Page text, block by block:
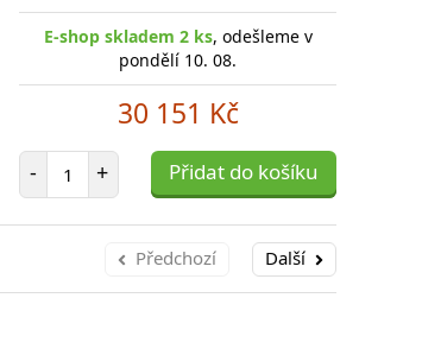
E-shop skladem 2 ks, odešleme v
pondělí 10. 08.
30 151 Kč
- Počet položek
+ Přidat do košíku
Předchozí Další